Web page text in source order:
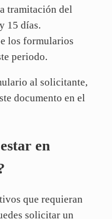
tramitación del
15 días.
los formularios
periodo.
al solicitante,
documento en el
en
que requieran
solicitar un